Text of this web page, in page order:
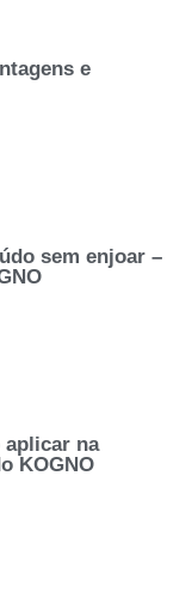
e
sem enjoar –
na
KOGNO